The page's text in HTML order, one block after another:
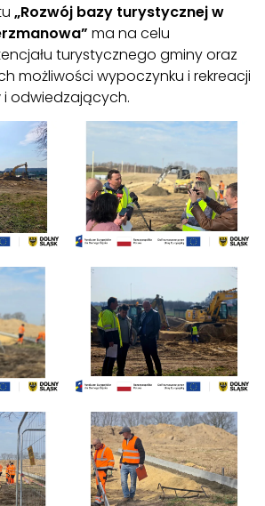
„Rozwój bazy turystycznej w
ma na celu
turystycznego gminy oraz
możliwości wypoczynku i rekreacji
odwiedzających.